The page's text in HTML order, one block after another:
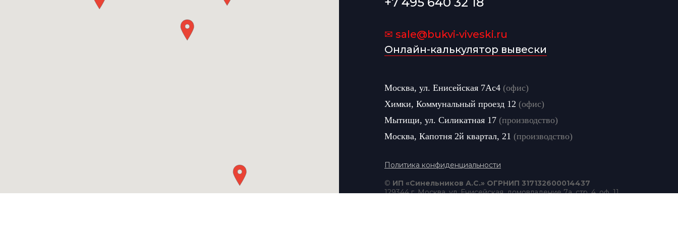
✉ sale@bukvi-viveski.ru
Онлайн-калькулятор вывески
Москва, ул. Енисейская 7Ас4 (офис)
Химки, Коммунальный проезд 12 (офис)
Мытищи, ул. Силикатная 17 (производство)
Москва, Капотня 2й квартал, 21 (производство)
Политика конфиденциальности
© ИП «Синельников А.С.» ОГРНИП 317132600014437
129344 г. Москва, ул. Енисейская, домовладение 7а, стр. 4, оф. 11